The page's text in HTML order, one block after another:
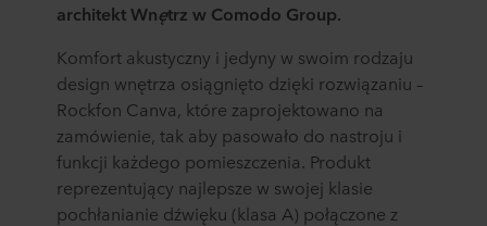
architekt Wnętrz w Comodo Group.
Komfort akustyczny i jedyny w swoim rodzaju
design wnętrza osiągnięto dzięki rozwiązaniu –
Rockfon Canva, które zaprojektowano na
zamówienie, tak aby pasowało do nastroju i
funkcji każdego pomieszczenia. Produkt
reprezentujący najlepsze w swojej klasie
pochłanianie dźwięku (klasa A) połączone z